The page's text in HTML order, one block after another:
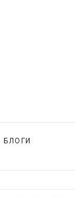
БЛОГИ